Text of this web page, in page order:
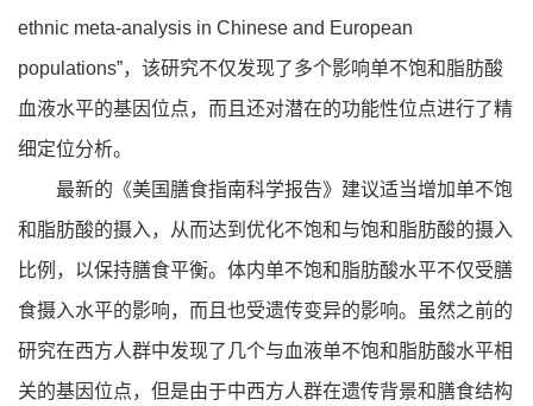
ethnic meta-analysis in Chinese and European
populations”，该研究不仅发现了多个影响单不饱和脂肪酸
血液水平的基因位点，而且还对潜在的功能性位点进行了精
细定位分析。
最新的《美国膳食指南科学报告》建议适当增加单不饱
和脂肪酸的摄入，从而达到优化不饱和与饱和脂肪酸的摄入
比例，以保持膳食平衡。体内单不饱和脂肪酸水平不仅受膳
食摄入水平的影响，而且也受遗传变异的影响。虽然之前的
研究在西方人群中发现了几个与血液单不饱和脂肪酸水平相
关的基因位点，但是由于中西方人群在遗传背景和膳食结构